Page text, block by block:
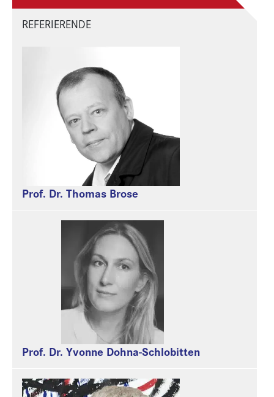
REFERIERENDE
Prof. Dr. Thomas Brose
Prof. Dr. Yvonne Dohna-Schlobitten